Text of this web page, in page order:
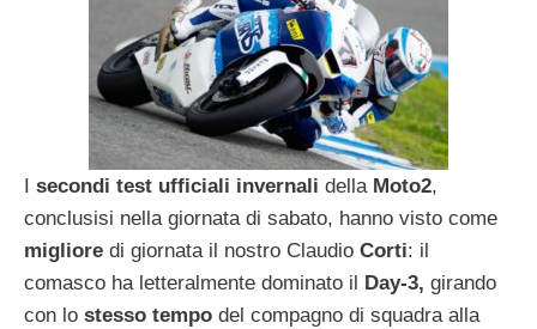
I secondi test ufficiali invernali della Moto2,
conclusisi nella giornata di sabato, hanno visto come
migliore di giornata il nostro Claudio Corti: il
comasco ha letteralmente dominato il Day-3, girando
con lo stesso tempo del compagno di squadra alla